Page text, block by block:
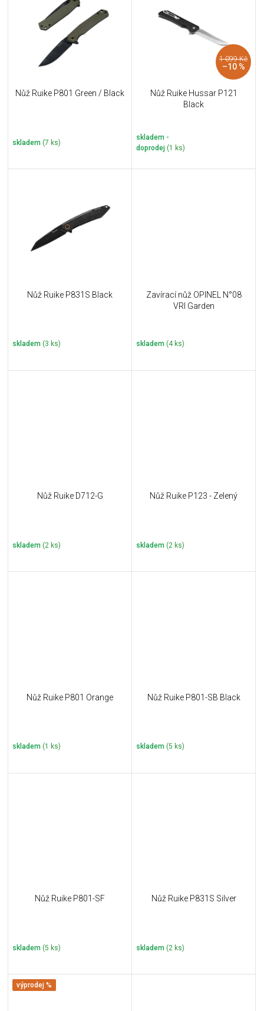
Nůž Ruike P801 Green / Black
skladem (7 ks)
1 099 Kč
–10 %
Nůž Ruike Hussar P121
Black
skladem -
doprodej (1 ks)
Nůž Ruike P831S Black
skladem (3 ks)
Zavírací nůž OPINEL N°08
VRI Garden
skladem (4 ks)
Nůž Ruike D712-G
skladem (2 ks)
Nůž Ruike P123 - Zelený
skladem (2 ks)
Nůž Ruike P801 Orange
skladem (1 ks)
Nůž Ruike P801-SB Black
skladem (5 ks)
Nůž Ruike P801-SF
skladem (5 ks)
Nůž Ruike P831S Silver
skladem (2 ks)
výprodej %